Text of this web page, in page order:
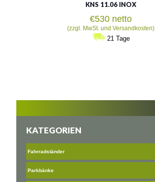
KNS 11.06 INOX
€530 netto
(zzgl. MwSt. und Versandkosten)
21 Tage
KATEGORIEN
Fahrradständer
Parkbänke